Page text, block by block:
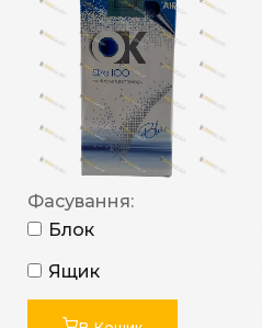
Фасування:
Блок
Ящик